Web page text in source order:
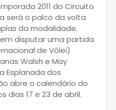
2011 do Circuito
será o palco da volta
da modalidade.
disputar uma partida
de Vôlei)
Walsh e May
Esplanada dos
abre o calendário do
dias 17 e 23 de abril.